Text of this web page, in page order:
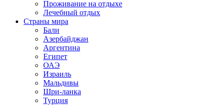
Проживание на отдыхе
Лечебный отдых
Страны мира
Бали
Азербайджан
Аргентина
Египет
ОАЭ
Израиль
Мальдивы
Шри-ланка
Турция